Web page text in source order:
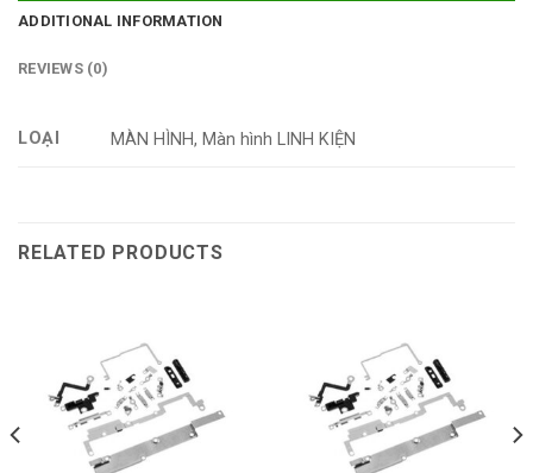
ADDITIONAL INFORMATION
REVIEWS (0)
LOẠI MÀN HÌNH, Màn hình LINH KIỆN
RELATED PRODUCTS